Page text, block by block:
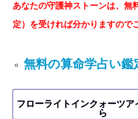
あなたの守護神ストーンは、無
定）を受ければ分かりますので
無料の算命学占い鑑
フローライトインクォーツア
ら